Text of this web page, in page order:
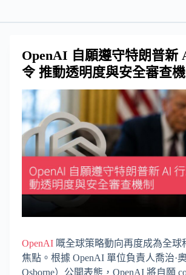
OpenAI 自願遵守特朗普新
令 推動透明度與安全審查機
OpenAI 嘅全球策略動向再度成為全球
焦點。根據 OpenAI 單位負責人喬治·
Osborne）公開表態，OpenAI 將自願